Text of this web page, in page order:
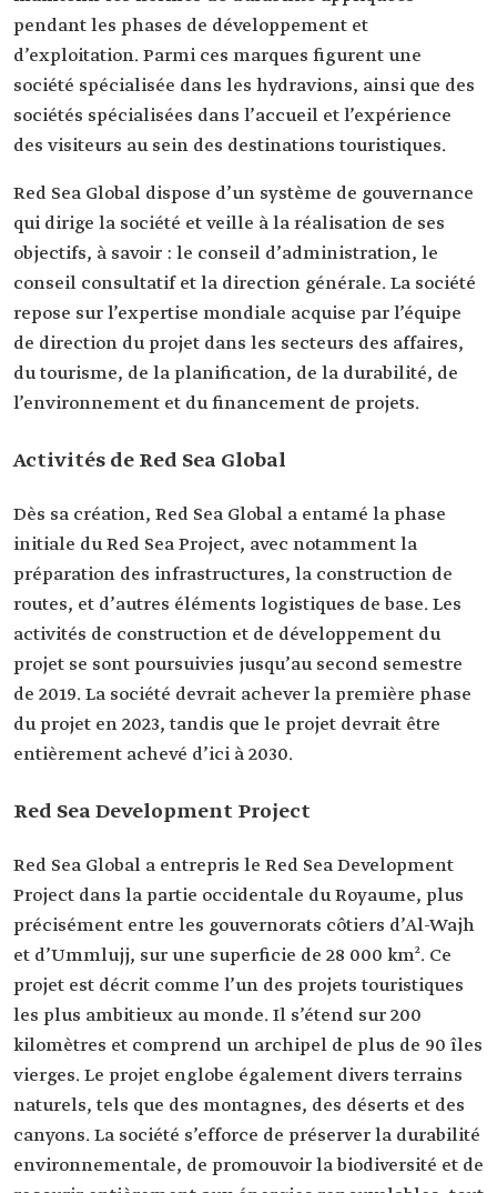
pendant les phases de développement et
d’exploitation. Parmi ces marques figurent une
société spécialisée dans les hydravions, ainsi que des
sociétés spécialisées dans l’accueil et l’expérience
des visiteurs au sein des destinations touristiques.
Red Sea Global dispose d’un système de gouvernance
qui dirige la société et veille à la réalisation de ses
objectifs, à savoir : le conseil d’administration, le
conseil consultatif et la direction générale. La société
repose sur l’expertise mondiale acquise par l’équipe
de direction du projet dans les secteurs des affaires,
du tourisme, de la planification, de la durabilité, de
l’environnement et du financement de projets.
Activités de Red Sea Global
Dès sa création, Red Sea Global a entamé la phase
initiale du Red Sea Project, avec notamment la
préparation des infrastructures, la construction de
routes, et d’autres éléments logistiques de base. Les
activités de construction et de développement du
projet se sont poursuivies jusqu’au second semestre
de 2019. La société devrait achever la première phase
du projet en 2023, tandis que le projet devrait être
entièrement achevé d’ici à 2030.
Red Sea Development Project
Red Sea Global a entrepris le Red Sea Development
Project dans la partie occidentale du Royaume, plus
précisément entre les gouvernorats côtiers d’Al-Wajh
et d’Ummlujj, sur une superficie de 28 000 km². Ce
projet est décrit comme l’un des projets touristiques
les plus ambitieux au monde. Il s’étend sur 200
kilomètres et comprend un archipel de plus de 90 îles
vierges. Le projet englobe également divers terrains
naturels, tels que des montagnes, des déserts et des
canyons. La société s’efforce de préserver la durabilité
environnementale, de promouvoir la biodiversité et de